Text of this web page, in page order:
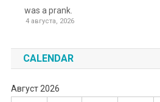
was a prank.
4 августа, 2026
CALENDAR
Август 2026